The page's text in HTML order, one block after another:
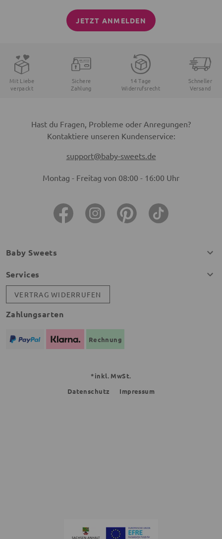
JETZT ANMELDEN
Mit Liebe
verpackt
Sichere
Zahlung
14 Tage
Widerrufsrecht
Schneller
Versand
Hast du Fragen, Probleme oder Anregungen?
Kontaktiere unseren Kundenservice:
support@baby-sweets.de
Montag - Freitag von 08:00 - 16:00 Uhr
Baby Sweets
Services
VERTRAG WIDERRUFEN
Zahlungsarten
Rechnung
*inkl. MwSt.
Datenschutz
Impressum